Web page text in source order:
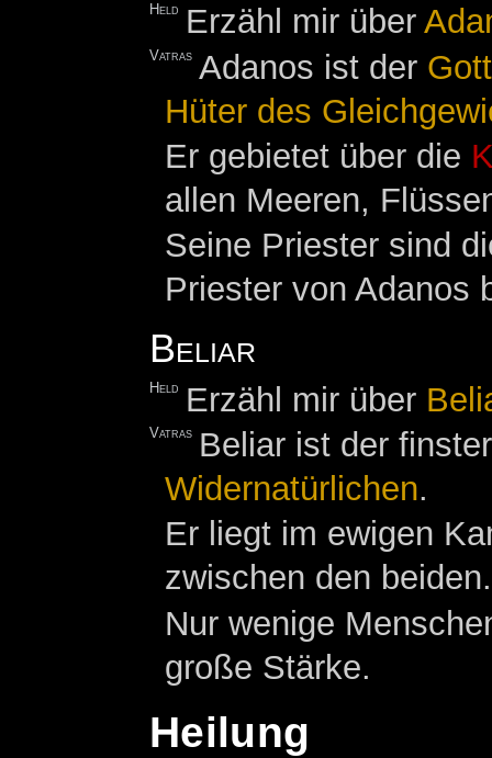
Held Erzähl mir über
Vatras Adanos ist der
Hüter des
Er gebietet über die
allen Meeren,
Seine Priester sind
Priester von Adanos
Beliar
Held Erzähl mir über
Vatras Beliar ist der
Widernatürlichen.
Er liegt im ewigen
zwischen den beiden.
Nur wenige
große Stärke.
Heilung